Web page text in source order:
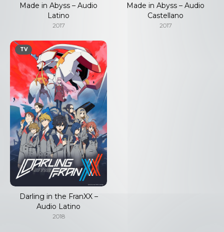
Made in Abyss – Audio
Latino
2017
Made in Abyss – Audio
Castellano
2017
TV
Darling in the FranXX –
Audio Latino
2018